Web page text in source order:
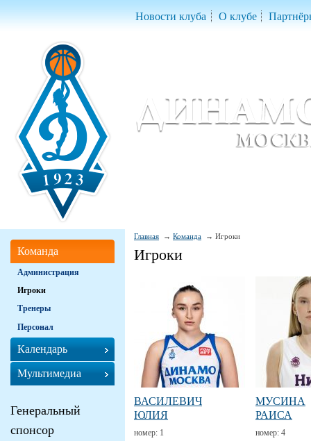
Новости клуба О клубе
Главная Команда Игроки
Игроки
ВАСИЛЕВИЧ
ЮЛИЯ
номер: 1
МУСИНА
РАИСА
номер: 4
Команда
Администрация
Игроки
Тренеры
Персонал
Календарь
Мультимедиа
Генеральный
спонсор